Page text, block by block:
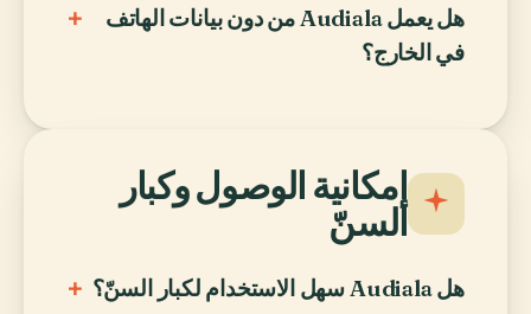
هل يعمل Audiala من دون بيانات الهاتف
في الخارج؟
+
إمكانية الوصول وكبار
السنّ
هل Audiala سهل الاستخدام لكبار السنّ؟ +